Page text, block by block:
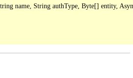
name, String authType, Byte[] entity,